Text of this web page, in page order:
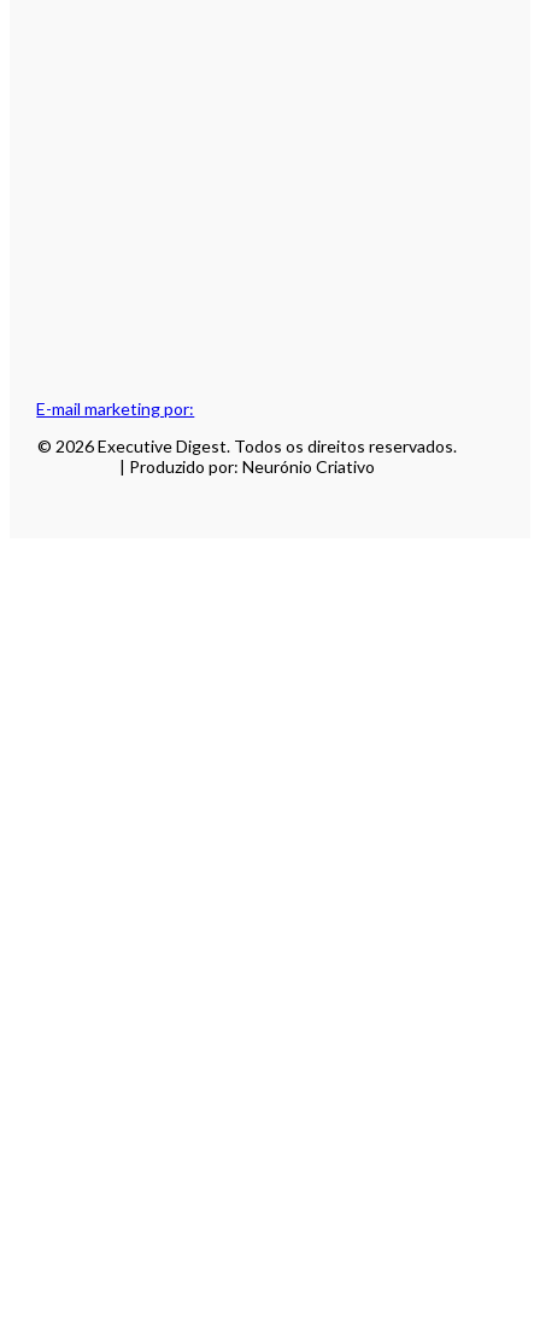
E-mail marketing por:
© 2026 Executive Digest. Todos os direitos reservados.
| Produzido por: Neurónio Criativo